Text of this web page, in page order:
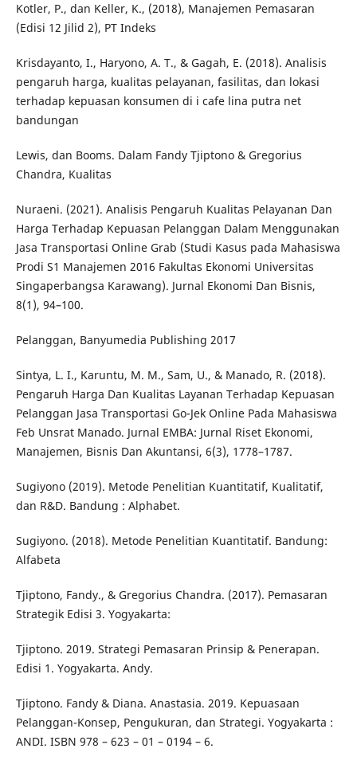
Kotler, P., dan Keller, K., (2018), Manajemen Pemasaran
(Edisi 12 Jilid 2), PT Indeks
Krisdayanto, I., Haryono, A. T., & Gagah, E. (2018). Analisis
pengaruh harga, kualitas pelayanan, fasilitas, dan lokasi
terhadap kepuasan konsumen di i cafe lina putra net
bandungan
Lewis, dan Booms. Dalam Fandy Tjiptono & Gregorius
Chandra, Kualitas
Nuraeni. (2021). Analisis Pengaruh Kualitas Pelayanan Dan
Harga Terhadap Kepuasan Pelanggan Dalam Menggunakan
Jasa Transportasi Online Grab (Studi Kasus pada Mahasiswa
Prodi S1 Manajemen 2016 Fakultas Ekonomi Universitas
Singaperbangsa Karawang). Jurnal Ekonomi Dan Bisnis,
8(1), 94–100.
Pelanggan, Banyumedia Publishing 2017
Sintya, L. I., Karuntu, M. M., Sam, U., & Manado, R. (2018).
Pengaruh Harga Dan Kualitas Layanan Terhadap Kepuasan
Pelanggan Jasa Transportasi Go-Jek Online Pada Mahasiswa
Feb Unsrat Manado. Jurnal EMBA: Jurnal Riset Ekonomi,
Manajemen, Bisnis Dan Akuntansi, 6(3), 1778–1787.
Sugiyono (2019). Metode Penelitian Kuantitatif, Kualitatif,
dan R&D. Bandung : Alphabet.
Sugiyono. (2018). Metode Penelitian Kuantitatif. Bandung:
Alfabeta
Tjiptono, Fandy., & Gregorius Chandra. (2017). Pemasaran
Strategik Edisi 3. Yogyakarta:
Tjiptono. 2019. Strategi Pemasaran Prinsip & Penerapan.
Edisi 1. Yogyakarta. Andy.
Tjiptono. Fandy & Diana. Anastasia. 2019. Kepuasaan
Pelanggan-Konsep, Pengukuran, dan Strategi. Yogyakarta :
ANDI. ISBN 978 – 623 – 01 – 0194 – 6.